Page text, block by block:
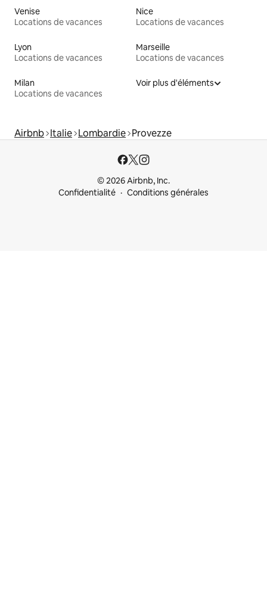
Venise
Locations de vacances
Nice
Locations de vacances
Lyon
Locations de vacances
Marseille
Locations de vacances
Milan
Locations de vacances
Voir plus d'éléments
Airbnb Italie Lombardie Provezze
© 2026 Airbnb, Inc.
Confidentialité
Conditions générales